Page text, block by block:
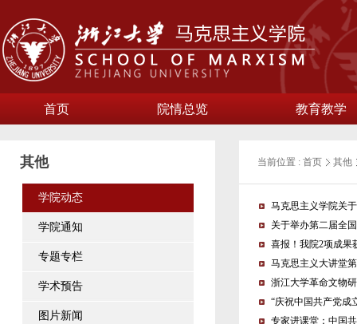
首页 院情总览 教育教学
其他
学院动态
学院通知
专题专栏
学术预告
图片新闻
当前位置 : 首页 其他
马克思主义学院关
关于举办第二届全
喜报！我院2项成果
马克思主义大讲堂
浙江大学革命文物
“庆祝中国共产党成
专家进课堂：中国